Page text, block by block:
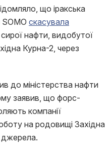
що іракська
скасувала
нафти, видобутої
Курна-2, через
до міністерства нафти
заявив, що форс-
компанії
на родовищі Західна
джерела.